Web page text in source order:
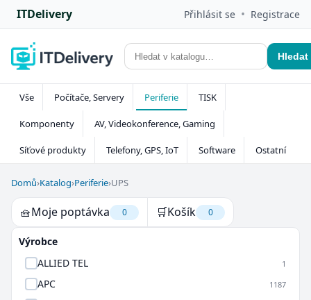
ITDelivery Přihlásit se • Registrace
Hledat
Vše Počítače, Servery Periferie TISK
Komponenty AV, Videokonference, Gaming
Síťové produkty Telefony, GPS, IoT Software Ostatní
Domů›Katalog›Periferie›UPS
🧺Moje poptávka 0 🛒Košík 0
Výrobce
ALLIED TEL
1
APC 1187